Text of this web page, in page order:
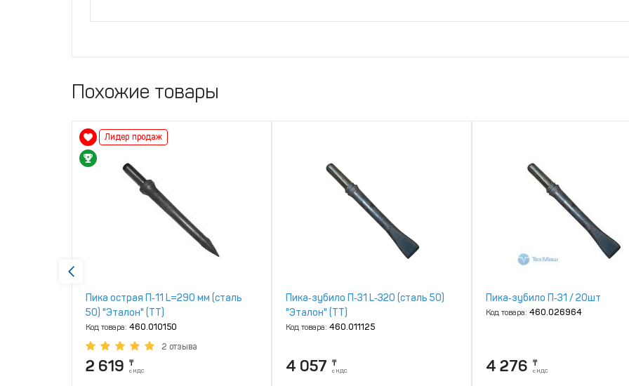
Похожие товары
Лидер продаж
Пика острая П‑11 L=290 мм (сталь
50) "Эталон" (ТТ)
Код товара: 460.010150
2 отзыва
2 619 ₸
с НДС
Пика‑зубило П‑31 L‑320 (сталь 50)
"Эталон" (ТТ)
Код товара: 460.011125
4 057 ₸
с НДС
Пика‑зубило П‑31 / 20шт
Код товара: 460.026964
4 276 ₸
с НДС